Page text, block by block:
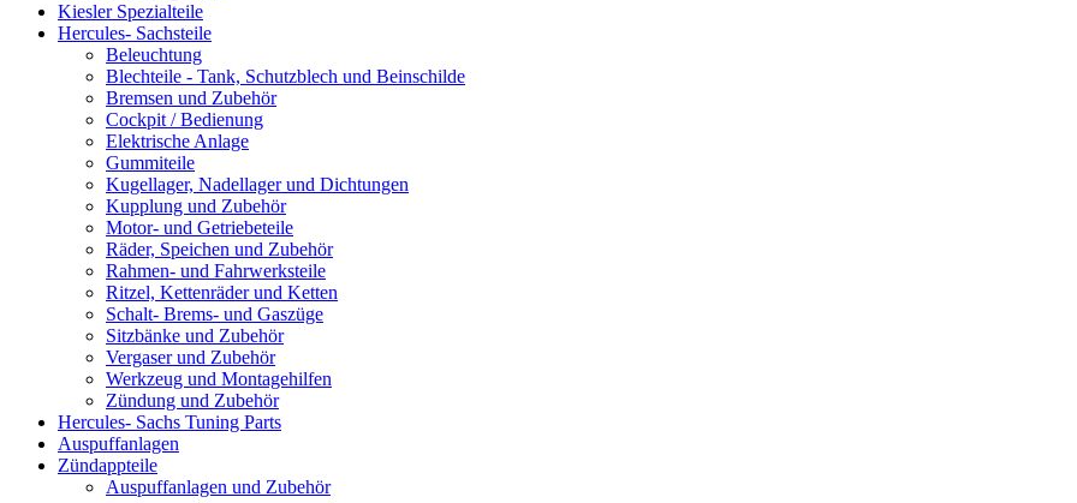
Kiesler Spezialteile
Hercules- Sachsteile
Beleuchtung
Blechteile - Tank, Schutzblech und Beinschilde
Bremsen und Zubehör
Cockpit / Bedienung
Elektrische Anlage
Gummiteile
Kugellager, Nadellager und Dichtungen
Kupplung und Zubehör
Motor- und Getriebeteile
Räder, Speichen und Zubehör
Rahmen- und Fahrwerksteile
Ritzel, Kettenräder und Ketten
Schalt- Brems- und Gaszüge
Sitzbänke und Zubehör
Vergaser und Zubehör
Werkzeug und Montagehilfen
Zündung und Zubehör
Hercules- Sachs Tuning Parts
Auspuffanlagen
Zündappteile
Auspuffanlagen und Zubehör